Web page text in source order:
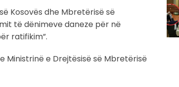
Kosovës dhe Mbretërisë së
të dënimeve daneze për në
ratifikim”.
e Drejtësisë së Mbretërisë